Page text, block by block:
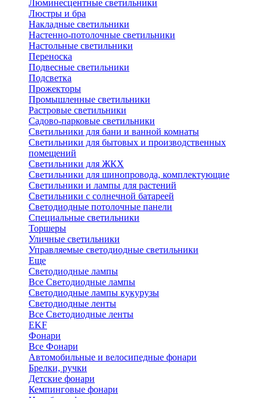
Люминесцентные светильники
Люстры и бра
Накладные светильники
Настенно-потолочные светильники
Настольные светильники
Переноска
Подвесные светильники
Подсветка
Прожекторы
Промышленные светильники
Растровые светильники
Садово-парковые светильники
Светильники для бани и ванной комнаты
Светильники для бытовых и производственных
помещений
Светильники для ЖКХ
Светильники для шинопровода, комплектующие
Светильники и лампы для растений
Светильники с солнечной батареей
Светодиодные потолочные панели
Специальные светильники
Торшеры
Уличные светильники
Управляемые светодиодные светильники
Еще
Светодиодные лампы
Все Светодиодные лампы
Светодиодные лампы кукурузы
Светодиодные ленты
Все Светодиодные ленты
EKF
Фонари
Все Фонари
Автомобильные и велосипедные фонари
Брелки, ручки
Детские фонари
Кемпинговые фонари